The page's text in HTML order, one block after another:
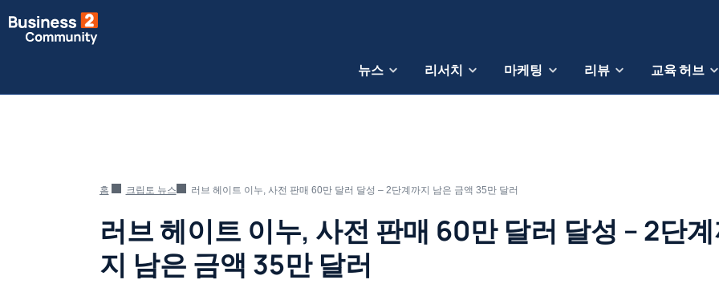
뉴스 리서치 마케팅 리뷰 교육 허브
홈 크립토 뉴스 러브 헤이트 이누, 사전 판매 60만 달러 달성 – 2단계까지 남은 금액 35만 달러
러브 헤이트 이누, 사전 판매 60만 달러 달성 – 2단
지 남은 금액 35만 달러